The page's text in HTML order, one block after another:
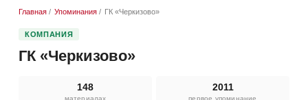
Главная / Упоминания / ГК «Черкизово»
КОМПАНИЯ
ГК «Черкизово»
148
материалах
2011
первое упоминание